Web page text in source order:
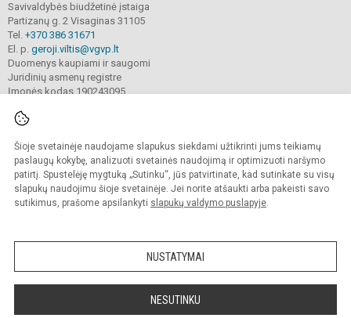
Šioje svetainėje naudojame slapukus siekdami užtikrinti jums teikiamų
paslaugų kokybę, analizuoti svetainės naudojimą ir optimizuoti naršymo
patirtį. Spustelėję mygtuką „Sutinku“, jūs patvirtinate, kad sutinkate su visų
slapukų naudojimu šioje svetainėje. Jei norite atšaukti arba pakeisti savo
sutikimus, prašome apsilankyti slapukų valdymo puslapyje.
NUSTATYMAI
NESUTINKU
Savivaldybės biudžetinė įstaiga
Partizanų g. 2 Visaginas 31105
Tel. +370 386 31671
El. p. geroji.viltis@vgvp.lt
Duomenys kaupiami ir saugomi
Juridinių asmenų registre
Įmonės kodas 190243095
© 2025. Visagino ,,Gerosios vilties“ progimnazija. Visos teisės saugomos.
Kopijuoti turinį be raštiško įstaigos administracijos sutikimo griežtai draudžiama.
Prieinamumo paraiška Slapukų valdymas
Sumanus būdas atnaujinti